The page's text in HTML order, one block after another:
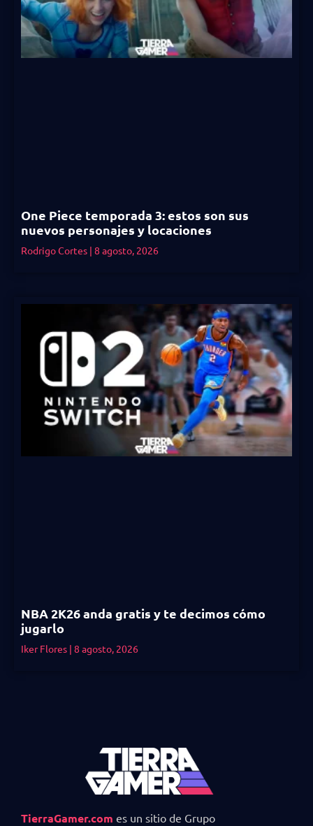
One Piece temporada 3: estos son sus
nuevos personajes y locaciones
Rodrigo Cortes 8 agosto, 2026
NBA 2K26 anda gratis y te decimos cómo
jugarlo
Iker Flores 8 agosto, 2026
TierraGamer.com es un sitio de Grupo